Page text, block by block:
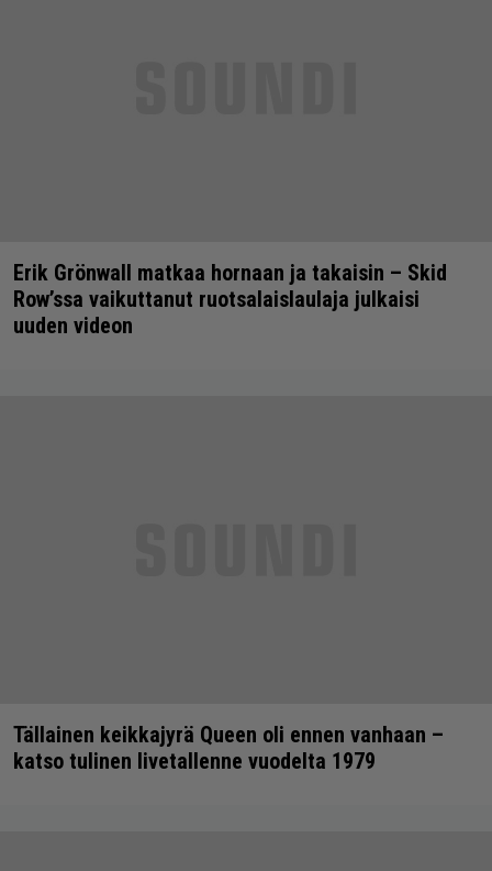
Erik Grönwall matkaa hornaan ja takaisin – Skid
Row’ssa vaikuttanut ruotsalaislaulaja julkaisi
uuden videon
Tällainen keikkajyrä Queen oli ennen vanhaan –
katso tulinen livetallenne vuodelta 1979